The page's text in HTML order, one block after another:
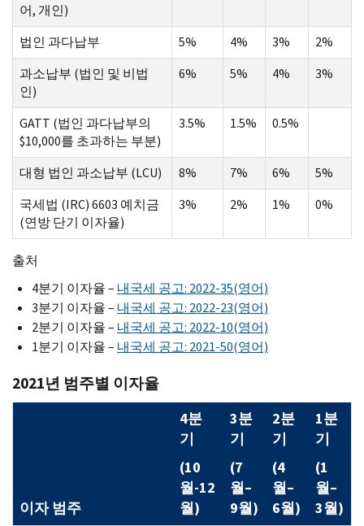
어, 개인)
법인 과다납부 5% 4% 3%
2%
과소납부 (법인 및 비법
인)
6% 5% 4% 3%
GATT (법인 과다납부의
$10,000를 초과하는 부분)
3.5% 1.5% 0.5%
대형 법인 과소납부 (LCU) 8% 7% 6%
5%
국세법 (IRC) 6603 예치금
(연방 단기 이자율)
3% 2% 1% 0%
출처
4분기 이자율 – 내국세 공고: 2022-35(영어)
3분기 이자율 – 내국세 공고: 2022-23(영어)
2분기 이자율 – 내국세 공고: 2022-10(영어)
1분기 이자율 – 내국세 공고: 2021-50(영어)
2021년 범주별 이자율
이자 범주
4분
기
(10
월-12
월)
3분
기
(7
월–
9월)
2분
기
(4
월–
6월)
1분
기
(1
월–
3월)